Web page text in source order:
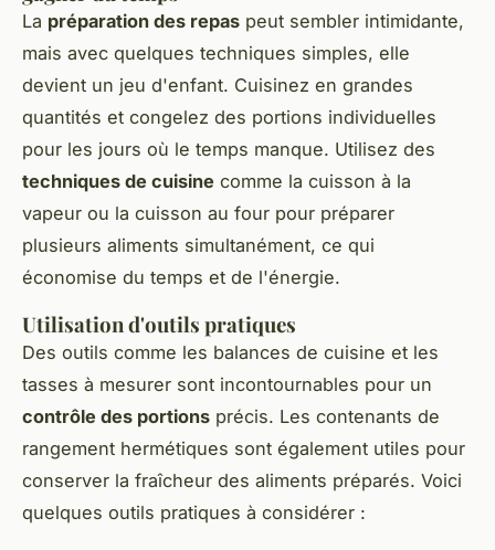
La préparation des repas peut sembler intimidante,
mais avec quelques techniques simples, elle
devient un jeu d'enfant. Cuisinez en grandes
quantités et congelez des portions individuelles
pour les jours où le temps manque. Utilisez des
techniques de cuisine comme la cuisson à la
vapeur ou la cuisson au four pour préparer
plusieurs aliments simultanément, ce qui
économise du temps et de l'énergie.
Utilisation d'outils pratiques
Des outils comme les balances de cuisine et les
tasses à mesurer sont incontournables pour un
contrôle des portions précis. Les contenants de
rangement hermétiques sont également utiles pour
conserver la fraîcheur des aliments préparés. Voici
quelques outils pratiques à considérer :